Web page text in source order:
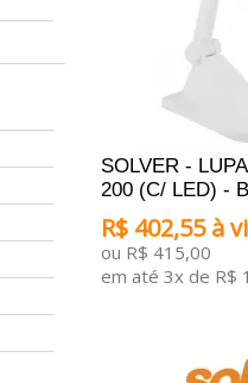
SOLVER -
200 (C/ LED) -
R$ 402,55 à
ou R$ 415,00
em até 3x de R$